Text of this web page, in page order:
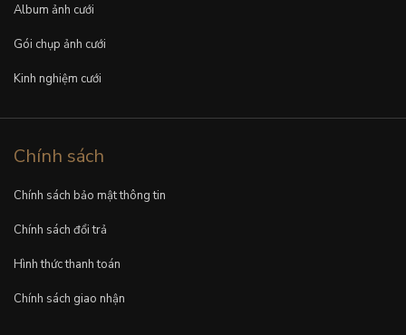
Album ảnh cưới
Gói chụp ảnh cưới
Kinh nghiệm cưới
Chính sách
Chính sách bảo mật thông tin
Chính sách đổi trả
Hình thức thanh toán
Chính sách giao nhận